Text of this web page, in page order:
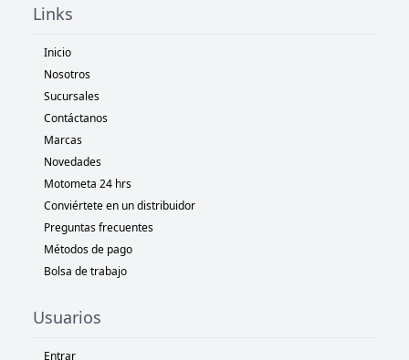
Links
Inicio
Nosotros
Sucursales
Contáctanos
Marcas
Novedades
Motometa 24 hrs
Conviértete en un distribuidor
Preguntas frecuentes
Métodos de pago
Bolsa de trabajo
Usuarios
Entrar